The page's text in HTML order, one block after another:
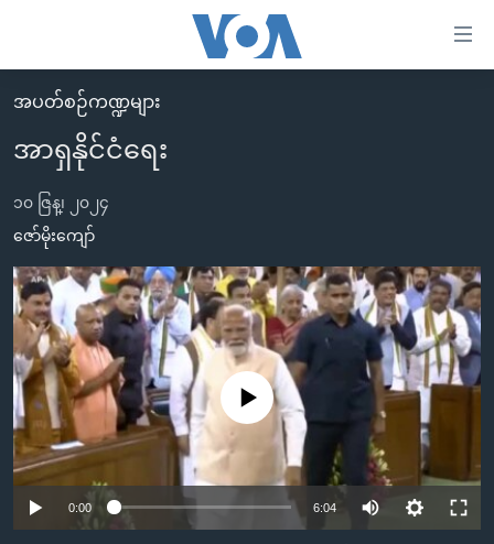
လွယ်ကူ
စေ
သည့်
Link
ပင်မ
အကြောင်းအရာ
သို့
ကျော်
ကြည့်
ရန်
ပင်မ
ညွန်း
မူလစာမျက်နှာ
မြန်မာ
ကမ္ဘာ့သတင်းများ
နိုင်ငံတကာ
အမေရိကန်
တရုတ်
အစ္စရေး-ပါလက်စတိုင်း
ဗွီဒီယို
သတင်းလွတ်လပ်ခွင့်
ရပ်ဝန်းတခု လမ်းတခု အလွန်
အင်္ဂလိပ်စာလေ့လာမယ်
အမေရိကန်သုံးအီဒီယံ
မကြေးမုံရဲ့ အင်္ဂလိပ်စာ
ရုပ်ရှင်ထဲက အင်္ဂလိပ်စာ
သုတပဒေသာ အင်္ဂလိပ်စာ
အပတ်စဉ်ကဏ္ဍများ
ရေဒီယို
တီဗွီ
ရေဒီယိုနှင့်ရုပ်သံ အချက်အလက်များ
ရေဒီယို/တီဗွီအစီအစဉ်
Learning English
အပတ်စဉ်ကဏ္ဍများ
အာရှနိုင်ငံရေး
၁၀ ဇြန္၊ ၂၀၂၄
ဇော်မိုးကျော်
No media source currently available
0:00 6:04